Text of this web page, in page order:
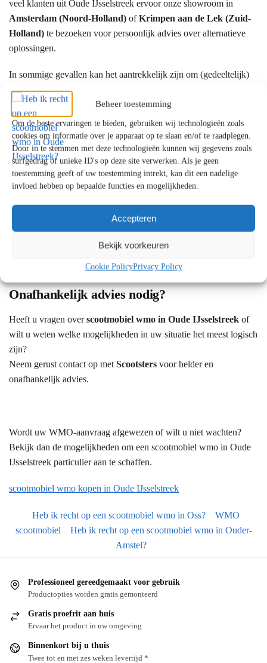
Beheer toestemming
Om de beste ervaringen te bieden, gebruiken wij technologieën zoals
cookies om informatie over je apparaat op te slaan en/of te raadplegen.
Door in te stemmen met deze technologieën kunnen wij gegevens zoals
surfgedrag of unieke ID's op deze site verwerken. Als je geen
toestemming geeft of uw toestemming intrekt, kan dit een nadelige
invloed hebben op bepaalde functies en mogelijkheden.
Accepteren
Bekijk voorkeuren
Cookie PolicyPrivacy Policy
veel klanten uit Oude IJsselstreek ervoor onze showroom in
Amsterdam (Noord-Holland) ofKrimpen aan de Lek (Zuid-
Holland) te bezoeken voor persoonlijk advies over alternatieve
oplossingen.
In sommige gevallen kan het aantrekkelijk zijn om (gedeeltelijk)
zelf een scootmobiel aan te schaffen.
Hoe vraagt u ondersteuning aan?
De aanvraag verloopt meestal via:
Het Wmo-loket van uw gemeente
Een gesprek met een Wmo-consulent
Beoordeling en besluit
Bij langdurige zorg kan ook hetCentrum Indicatiestelling Zorg
betrokken zijn. Officiële informatie vindt u bij de
Onafhankelijk advies nodig?
Heeft u vragen overscootmobiel wmo in Oude IJsselstreek of
wilt u weten welke mogelijkheden in uw situatie het meest logisch
zijn?
Neem gerust contact op met Scootsters voor helder en
onafhankelijk advies.
Wordt uw WMO-aanvraag afgewezen of wilt u niet wachten?
Bekijk dan de mogelijkheden om een scootmobiel wmo in Oude
IJsselstreek particulier aan te schaffen.
scootmobiel wmo kopen in Oude IJsselstreek
Heb ik recht op een scootmobiel wmo in Oss?
WMO
scootmobiel
Heb ik recht op een scootmobiel wmo in Ouder-
Amstel?
Professioneel gereedgemaakt voor gebruik
Productopties worden gratis gemonteerd
Gratis proefrit aan huis
Ervaar het product in uw omgeving
Binnenkort bij u thuis
Twee tot en met zes weken levertijd *